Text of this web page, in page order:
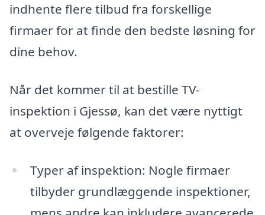
indhente flere tilbud fra forskellige
firmaer for at finde den bedste løsning for
dine behov.
Når det kommer til at bestille TV-
inspektion i Gjessø, kan det være nyttigt
at overveje følgende faktorer:
Typer af inspektion: Nogle firmaer
tilbyder grundlæggende inspektioner,